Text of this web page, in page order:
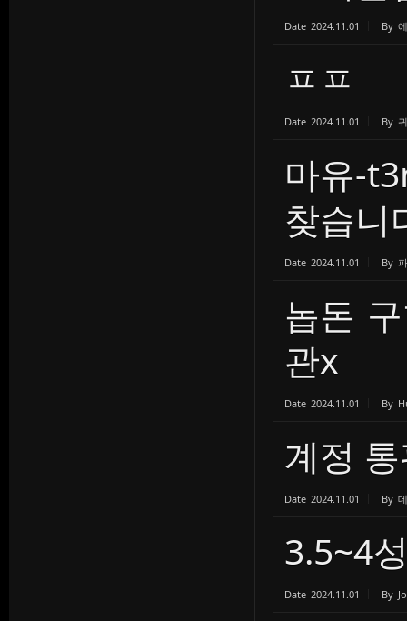
Date 2024.11.01 By
ㅍㅍ
Date 2024.11.01 By
마유-
찾습니
Date 2024.11.01 By
놉돈
관x
Date 2024.11.01 By
계정
Date 2024.11.01 By
3.5~4
Date 2024.11.01 By